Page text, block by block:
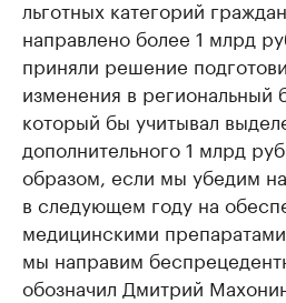
льготных категорий
направлено более 1 млрд
приняли решение
изменения в
который бы учитывал
дополнительного 1 млрд
образом, если мы убедим
в следующем году на
медицинскими
мы направим
обозначил Дмитрий